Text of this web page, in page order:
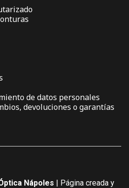
de datos personales
devoluciones o garantías
Nápoles | Página creada y